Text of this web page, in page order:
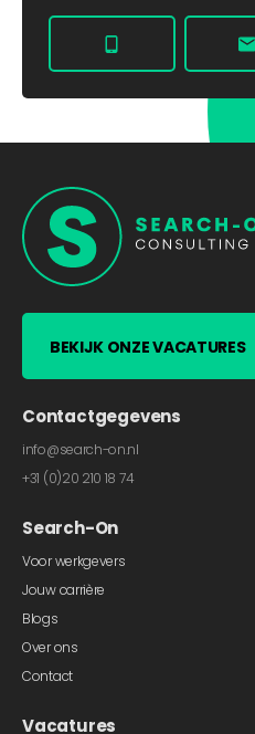
BEKIJK ONZE VACATURES
Contactgegevens
info@search-on.nl
+31 (0)20 210 18 74
Search-On
Voor werkgevers
Jouw carrière
Blogs
Over ons
Contact
Vacatures